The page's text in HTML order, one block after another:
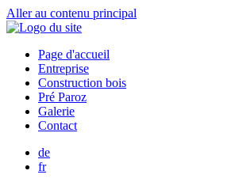
Aller au contenu principal
Page d'accueil
Entreprise
Construction bois
Pré Paroz
Galerie
Contact
de
fr